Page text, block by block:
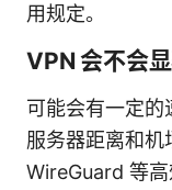
用规定。
VPN 会不会
可能会有一定的
服务器距离和机
WireGuard 等高